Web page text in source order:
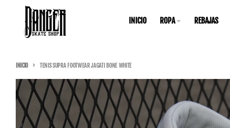
INICIO ROPA REBAJAS
INICIO TENIS SUPRA FOOTWEAR JAGATI BONE WHITE
Ir directamente a la información del producto